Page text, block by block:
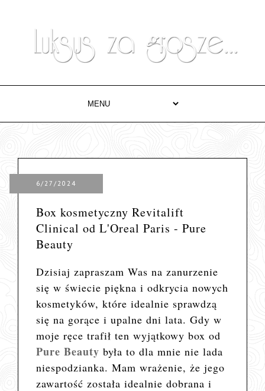
6/27/2024
Box kosmetyczny Revitalift
Clinical od L'Oreal Paris - Pure
Beauty
Dzisiaj zapraszam Was na zanurzenie
się w świecie piękna i odkrycia nowych
kosmetyków, które idealnie sprawdzą
się na gorące i upalne dni lata. Gdy w
moje ręce trafił ten wyjątkowy box od
Pure Beauty była to dla mnie nie lada
niespodzianka. Mam wrażenie, że jego
zawartość została idealnie dobrana i